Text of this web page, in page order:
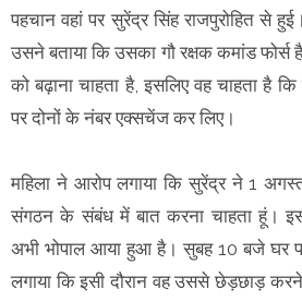
पहचान वहां पर सुरेंद्र सिंह राजपुरोहित से
उसने बताया कि उसका गौ रक्षक कमांड
को बढ़ाना चाहता है, इसलिए वह चाहता है
पर दोनों के नंबर एक्सचेंज कर लिए।
महिला ने आरोप लगाया कि सुरेंद्र ने 1
संगठन के संबंध में बात करना चाहता हूं।
अभी भोपाल आया हुआ है। सुबह 10 बजे घर
लगाया कि इसी दौरान वह उससे छेड़छाड़